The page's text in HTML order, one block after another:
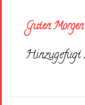
Guten
Hinzugefügt